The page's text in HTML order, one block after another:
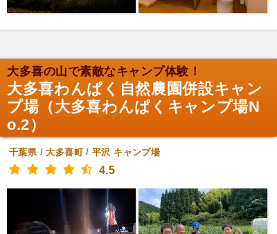
大多喜の山で素敵なキャンプ体験！
大多喜わんぱく自然農園併設キャン
プ場（大多喜わんぱくキャンプ場N
o.2）
千葉県/大多喜町/平沢 キャンプ場
4.5